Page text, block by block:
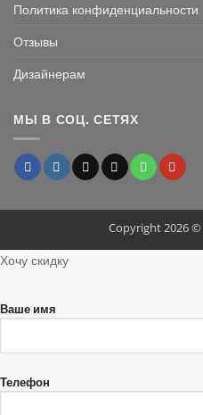
Политика конфиденциальности
Отзывы
Дизайнерам
МЫ В СОЦ. СЕТЯХ
Copyright 2026 ©
Хочу скидку
Ваше имя
Телефон